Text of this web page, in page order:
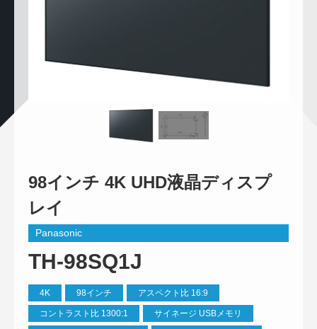
98インチ 4K UHD液晶ディスプ
レイ
Panasonic
TH-98SQ1J
4K 98インチ アスペクト比 16:9
コントラスト比 1300:1 サイネージ USBメモリ